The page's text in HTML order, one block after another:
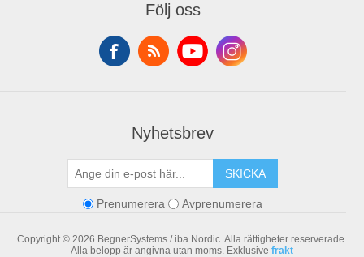
Följ oss
Nyhetsbrev
SKICKA
Prenumerera Avprenumerera
Copyright © 2026 BegnerSystems / iba Nordic. Alla rättigheter reserverade.
Alla belopp är angivna utan moms. Exklusive frakt